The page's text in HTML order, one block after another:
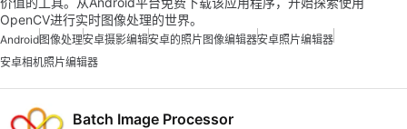
OpenCV进行实时图像处理的世界。
Android图像处理安卓摄影编辑安卓的照片图像编辑器安卓照片编辑器
安卓相机照片编辑器
Batch Image Processor